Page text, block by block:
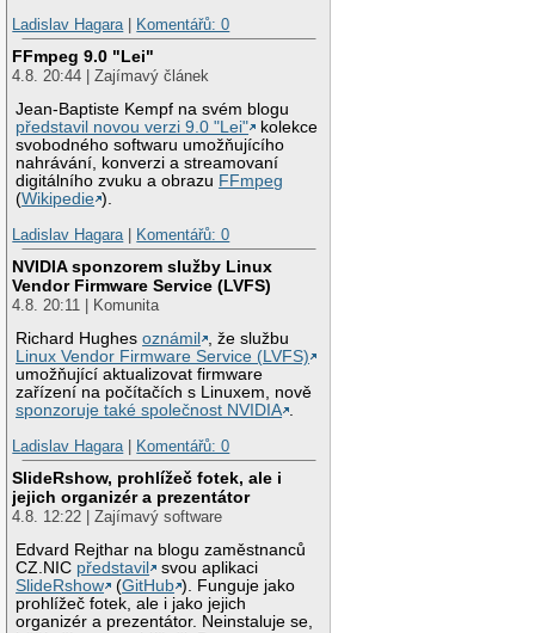
Ladislav Hagara| Komentářů: 0
FFmpeg 9.0 "Lei"
4.8. 20:44 | Zajímavý článek
Jean-Baptiste Kempf na svém blogu
představil novou verzi 9.0 "Lei"
kolekce
svobodného softwaru umožňujícího
nahrávání, konverzi a streamovaní
digitálního zvuku a obrazu FFmpeg
(Wikipedie ).
Ladislav Hagara| Komentářů: 0
NVIDIA sponzorem služby Linux
Vendor Firmware Service (LVFS)
4.8. 20:11 | Komunita
Richard Hughesoznámil
, že službu
Linux Vendor Firmware Service (LVFS)
umožňující aktualizovat firmware
zařízení na počítačích s Linuxem, nově
sponzoruje také společnost NVIDIA .
Ladislav Hagara| Komentářů: 0
SlideRshow, prohlížeč fotek, ale i
jejich organizér a prezentátor
4.8. 12:22 | Zajímavý software
Edvard Rejthar na blogu zaměstnanců
CZ.NIC představil
svou aplikaci
SlideRshow
(GitHub ). Funguje jako
prohlížeč fotek, ale i jako jejich
organizér a prezentátor. Neinstaluje se,